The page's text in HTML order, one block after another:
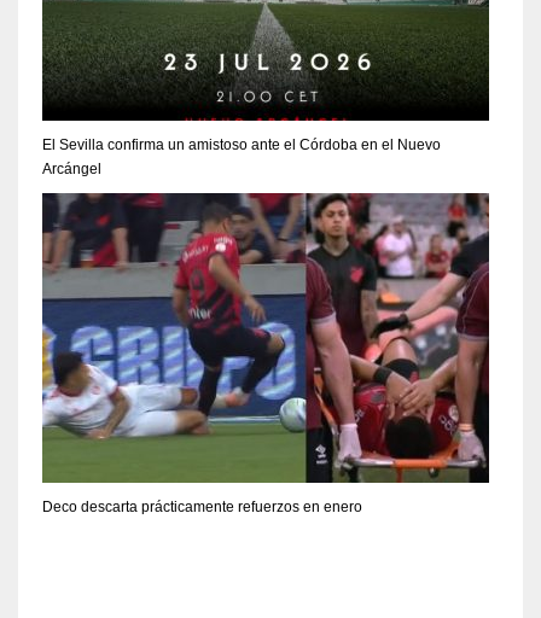
El Sevilla confirma un amistoso ante el Córdoba en el Nuevo
Arcángel
Deco descarta prácticamente refuerzos en enero